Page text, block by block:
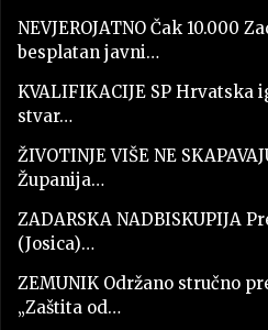
NEVJEROJATNO Čak 10.000
besplatan javni…
KVALIFIKACIJE SP Hrvatska
stvar…
ŽIVOTINJE VIŠE NE
Županija…
ZADARSKA NADBISKUPIJA
(Josica)…
ZEMUNIK Održano stručno
„Zaštita od…